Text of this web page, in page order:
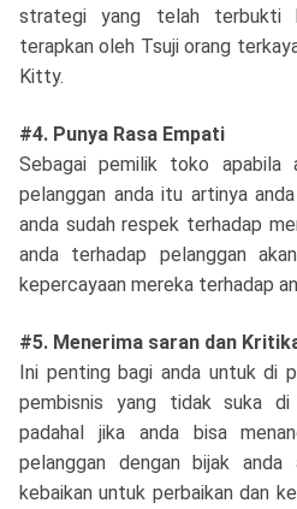
strategi yang telah terbukti
terapkan oleh Tsuji orang
Kitty.
#4. Punya Rasa Empati
Sebagai pemilik toko apabila
pelanggan anda itu artinya
anda sudah respek terhadap
anda terhadap pelanggan
kepercayaan mereka terhadap
#5. Menerima saran dan
Ini penting bagi anda untuk di
pembisnis yang tidak suka
padahal jika anda bisa
pelanggan dengan bijak anda
kebaikan untuk perbaikan dan